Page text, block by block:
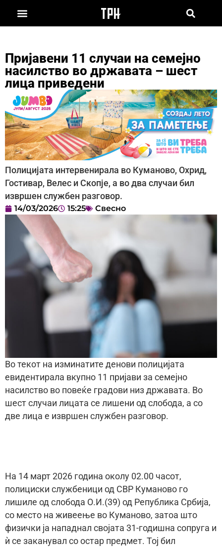
Пријавени 11 случаи на семејно
насилство во државата – шест
лица приведени
Полицијата интервенирала во Куманово, Охрид,
Гостивар, Велес и Скопје, а во два случаи бил
извршен службен разговор.
14/03/2026 15:25 Свесно
Во текот на изминатите денови полицијата
евидентирала вкупно 11 пријави за семејно
насилство во повеќе градови низ државата. Во
шест случаи лицата се лишени од слобода, а со
две лица е извршен службен разговор.
На 14 март 2026 година околу 02.00 часот,
полициски службеници од СВР Куманово го
лишиле од слобода О.И.(39) од Република Србија,
со место на живеење во Куманово, затоа што
физички ја нападнал својата 31-годишна сопруга и
ѝ се заканувал со остар предмет. Тој бил